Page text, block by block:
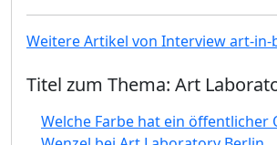
Weitere Artikel von Interview art-in-
Titel zum Thema: Art
Welche Farbe hat ein öffentlicher